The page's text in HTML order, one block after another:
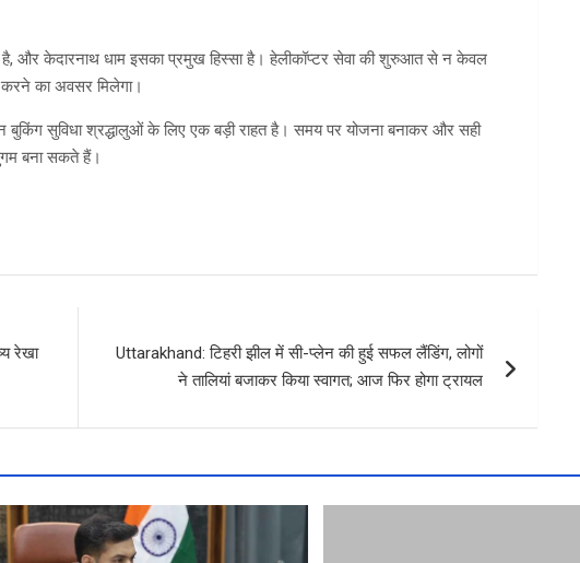
है, और केदारनाथ धाम इसका प्रमुख हिस्सा है। हेलीकॉप्टर सेवा की शुरुआत से न केवल
करने का अवसर मिलेगा।
सुविधा श्रद्धालुओं के लिए एक बड़ी राहत है। समय पर योजना बनाकर और सही
बना सकते हैं।
रेखा
Uttarakhand: टिहरी झील में सी-प्लेन की हुई सफल लैंडिंग, लोगों
ने तालियां बजाकर किया स्वागत; आज फिर होगा ट्रायल